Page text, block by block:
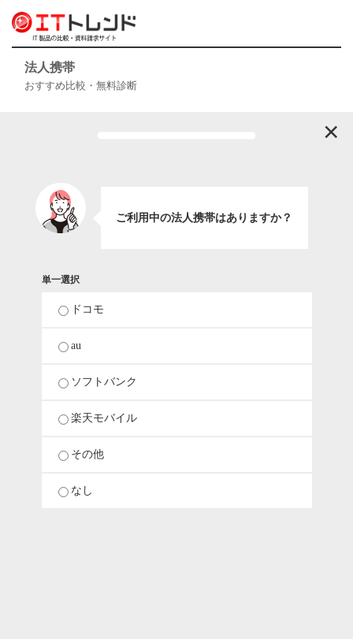
法人携帯
おすすめ比較・無料診断
×
ご利用中の法人携帯はありますか？
単一選択
ドコモ
au
ソフトバンク
楽天モバイル
その他
なし